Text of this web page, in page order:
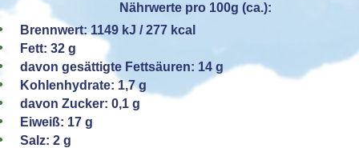
Nährwerte pro 100g (ca.):
Brennwert: 1149 kJ / 277 kcal
Fett: 32 g
davon gesättigte Fettsäuren: 14 g
Kohlenhydrate: 1,7 g
davon Zucker: 0,1 g
Eiweiß: 17 g
Salz: 2 g